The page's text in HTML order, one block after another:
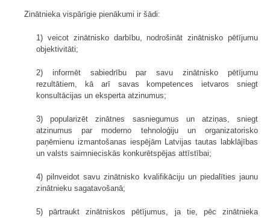
Zinātnieka vispārīgie pienākumi ir šādi:
1) veicot zinātnisko darbību, nodrošināt zinātnisko pētījumu
objektivitāti;
2) informēt sabiedrību par savu zinātnisko pētījumu
rezultātiem, kā arī savas kompetences ietvaros sniegt
konsultācijas un eksperta atzinumus;
3) popularizēt zinātnes sasniegumus un atziņas, sniegt
atzinumus par moderno tehnoloģiju un organizatorisko
paņēmienu izmantošanas iespējām Latvijas tautas labklājības
un valsts saimnieciskās konkurētspējas attīstībai;
4) pilnveidot savu zinātnisko kvalifikāciju un piedalīties jaunu
zinātnieku sagatavošanā;
5) pārtraukt zinātniskos pētījumus, ja tie, pēc zinātnieka